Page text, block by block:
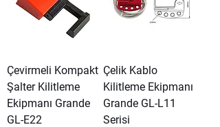
Çevirmeli Kompakt
Şalter Kilitleme
Ekipmanı Grande
GL-E22
Çelik Kablo
Kilitleme Ekipmanı
Grande GL-L11
Serisi